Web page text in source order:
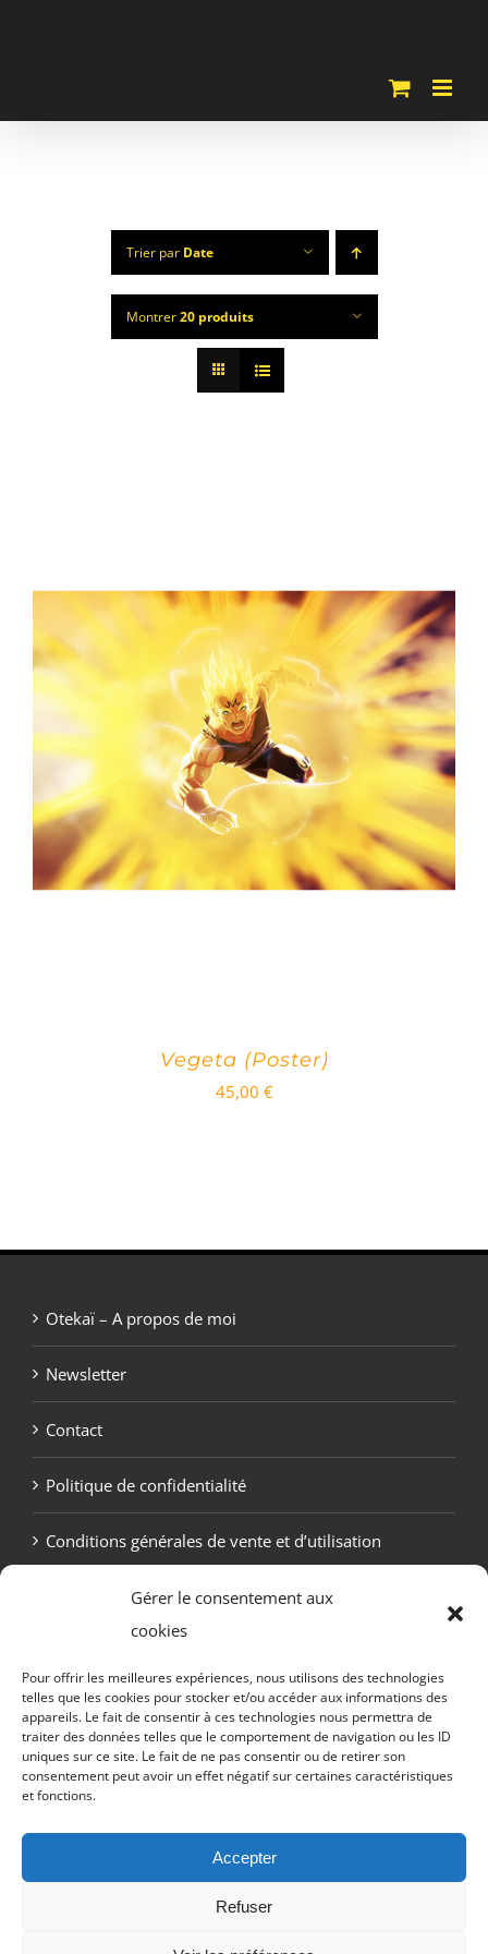
Gérer le consentement aux
cookies
Pour offrir les meilleures expériences, nous utilisons des technologies
telles que les cookies pour stocker et/ou accéder aux informations des
appareils. Le fait de consentir à ces technologies nous permettra de
traiter des données telles que le comportement de navigation ou les ID
uniques sur ce site. Le fait de ne pas consentir ou de retirer son
consentement peut avoir un effet négatif sur certaines caractéristiques
et fonctions.
Accepter
Refuser
Trier par Date
Montrer20 produits
Vegeta (Poster)
45,00 €
Otekaï – A propos de moi
Newsletter
Contact
Politique de confidentialité
Conditions générales de vente et d’utilisation
Politique de cookies (UE)
DiscordX